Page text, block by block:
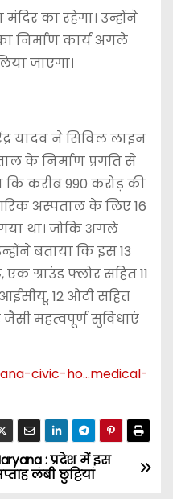
मंदिर का रहेगा। उन्होंने
निर्माण कार्य अगले
जाएगा।
यादव ने सिविल लाइन
के निर्माण प्रगति से
कि करीब 990 करोड़ की
अस्पताल के लिए 16
था। जोकि अगले
बताया कि इस 13
ग्राउंड फ्लोर सहित 11
12 ओटी सहित
महत्वपूर्ण सुविधाएं
civic-ho…medical-
: प्रदेश में इस
लंबी छुट्टियां